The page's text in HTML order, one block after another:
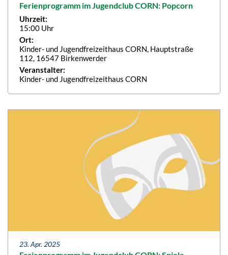
Ferienprogramm im Jugendclub CORN: Popcorn
Uhrzeit:
15:00 Uhr
Ort:
Kinder- und Jugendfreizeithaus CORN, Hauptstraße
112, 16547 Birkenwerder
Veranstalter:
Kinder- und Jugendfreizeithaus CORN
23. Apr. 2025